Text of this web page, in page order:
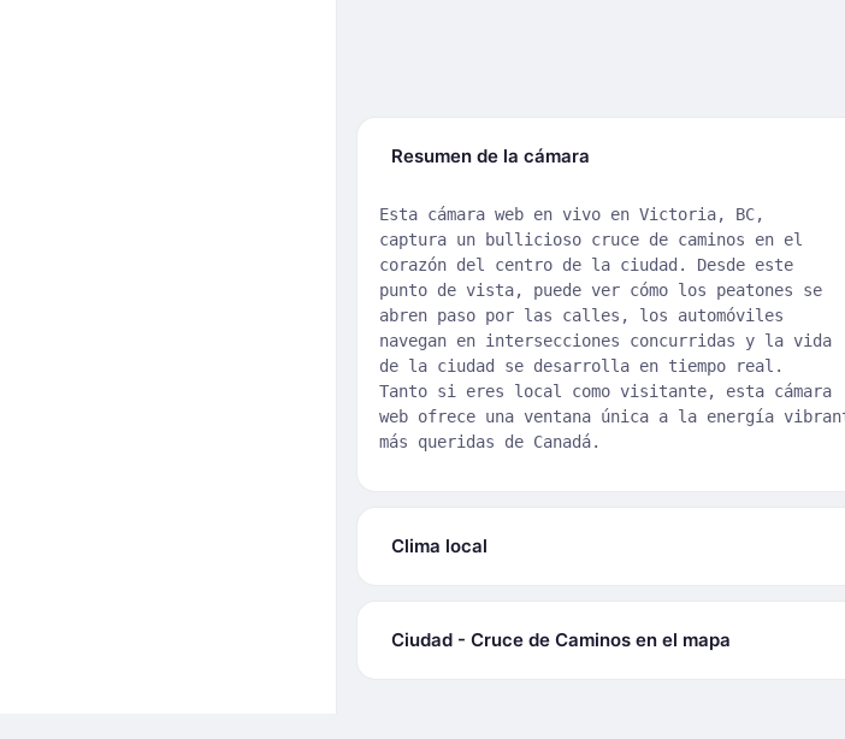
Resumen de la cámara
Esta cámara web en vivo en Victoria, BC,
captura un bullicioso cruce de caminos en el
corazón del centro de la ciudad. Desde este
punto de vista, puede ver cómo los peatones se
abren paso por las calles, los automóviles
navegan en intersecciones concurridas y la vida
de la ciudad se desarrolla en tiempo real.
Tanto si eres local como visitante, esta cámara
web ofrece una ventana única a la energía
más queridas de Canadá.
Clima local
Ciudad - Cruce de Caminos en el mapa